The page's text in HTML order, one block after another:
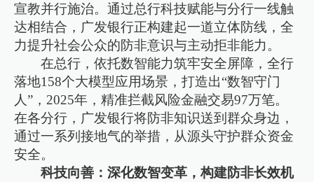
宣教并行施治。通过总行科技赋能与分行一线触
达相结合，广发银行正构建起一道立体防线，全
力提升社会公众的防非意识与主动拒非能力。
在总行，依托数智能力筑牢安全屏障，全行
落地158个大模型应用场景，打造出“数智守门
人”，2025年，精准拦截风险金融交易97万笔。
在各分行，广发银行将防非知识送到群众身边，
通过一系列接地气的举措，从源头守护群众资金
安全。
科技向善：深化数智变革，构建防非长效机